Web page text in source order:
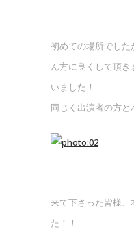
初めての場所でした
ん方に良くして頂
いました！
同じく出演者の方と
来て下さった皆様、
た！！